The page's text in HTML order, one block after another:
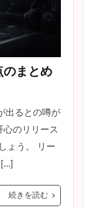
のまとめ
出るとの噂が
心のリリース
ょう。 リー
続きを読む